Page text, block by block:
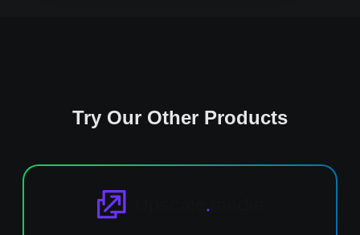
Try Our Other Products